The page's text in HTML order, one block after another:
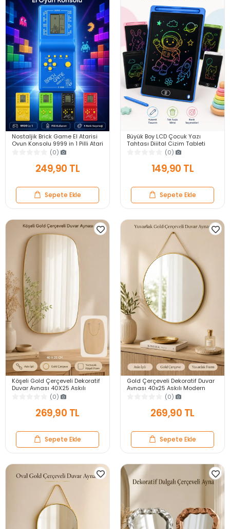
Nostaljik Brick Game El Atarisi
Oyun Konsolu 9999 in 1 Pilli Atari
Eğlenceli Çocuk Oyuncağı
(0)
249,90 TL
Sepete Ekle
Büyük Boy LCD Çocuk Yazı
Tahtası Dijital Çizim Tableti
Kalemli Silinebilir 8.5′ Oyuncak
(0)
149,90 TL
Sepete Ekle
Köşeli Gold Çerçeveli Dekoratif
Duvar Aynası 40X25 Askılı
Modern Salon Antre Banyo
Yatak Odası Ayna
(0)
269,90 TL
Sepete Ekle
Gold Çerçeveli Dekoratif Duvar
Aynası 40x25 Askılı Modern
Salon Antre Banyo Yatak Odası
(0)
269,90 TL
Sepete Ekle